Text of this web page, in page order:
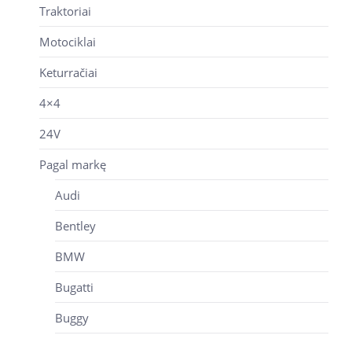
Traktoriai
Motociklai
Keturračiai
4×4
24V
Pagal markę
Audi
Bentley
BMW
Bugatti
Buggy